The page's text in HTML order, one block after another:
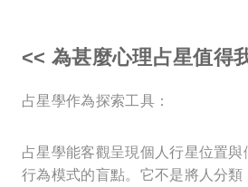
<< 為甚麼心理占星值得
占星學作為探索工具：
占星學能客觀呈現個人行星位置
行為模式的盲點。它不是將人分